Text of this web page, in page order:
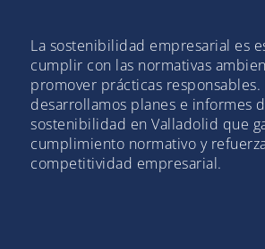
La sostenibilidad empresarial es
cumplir con las normativas
promover prácticas responsables.
desarrollamos planes e informes
sostenibilidad en Valladolid que
cumplimiento normativo y
competitividad empresarial.